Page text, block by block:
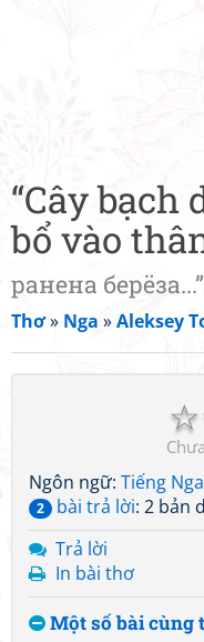
“Cây
bổ vào
ранена берёза...”
Thơ» Nga »Aleksey
☆
Ngôn ngữ: Tiếng Nga
2 bài trả lời: 2 bản
Trả lời
In bài thơ
Một số bài cùng